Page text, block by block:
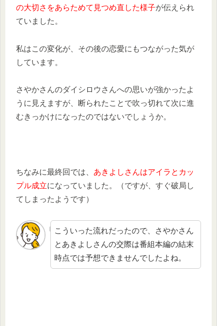
の大切さをあらためて見つめ直した様子が伝えられ
ていました。
私はこの変化が、その後の恋愛にもつながった気が
しています。
さやかさんのダイシロウさんへの思いが強かったよ
うに見えますが、断られたことで吹っ切れて次に進
むきっかけになったのではないでしょうか。
ちなみに最終回では、 あきよしさんはアイラとカッ
プル成立になっていました。（ですが、すぐ破局し
てしまったようです）
こういった流れだったので、さやかさん
とあきよしさんの交際は番組本編の結末
時点では予想できませんでしたよね。